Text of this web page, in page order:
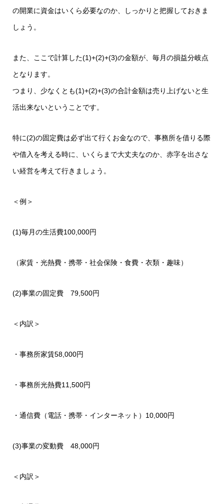
の開業に資金はいくら必要なのか、しっかりと把握しておきま
しょう。
また、ここで計算した(1)+(2)+(3)の金額が、毎月の損益分岐点
となります。
つまり、少なくとも(1)+(2)+(3)の合計金額は売り上げないと生
活出来ないということです。
特に(2)の固定費は必ず出て行くお金なので、事務所を借りる際
や借入を考える時に、いくらまで大丈夫なのか、赤字を出さな
い経営を考えて行きましょう。
＜例＞
(1)毎月の生活費100,000円
（家賃・光熱費・携帯・社会保険・食費・衣類・趣味）
(2)事業の固定費 79,500円
＜内訳＞
・事務所家賃58,000円
・事務所光熱費11,500円
・通信費（電話・携帯・インターネット）10,000円
(3)事業の変動費 48,000円
＜内訳＞